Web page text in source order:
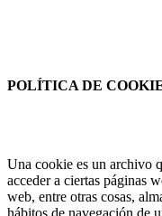
POLÍTICA DE
Una cookie es un archivo
acceder a ciertas páginas
web, entre otras cosas,